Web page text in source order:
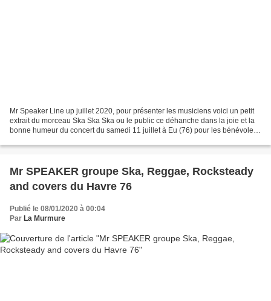
Mr Speaker Line up juillet 2020, pour présenter les musiciens voici un petit
extrait du morceau Ska Ska Ska ou le public ce déhanche dans la joie et la
bonne humeur du concert du samedi 11 juillet à Eu (76) pour les bénévoles
Mr SPEAKER groupe Ska, Reggae, Rocksteady
and covers du Havre 76
Publié le 08/01/2020 à 00:04
Par La Murmure